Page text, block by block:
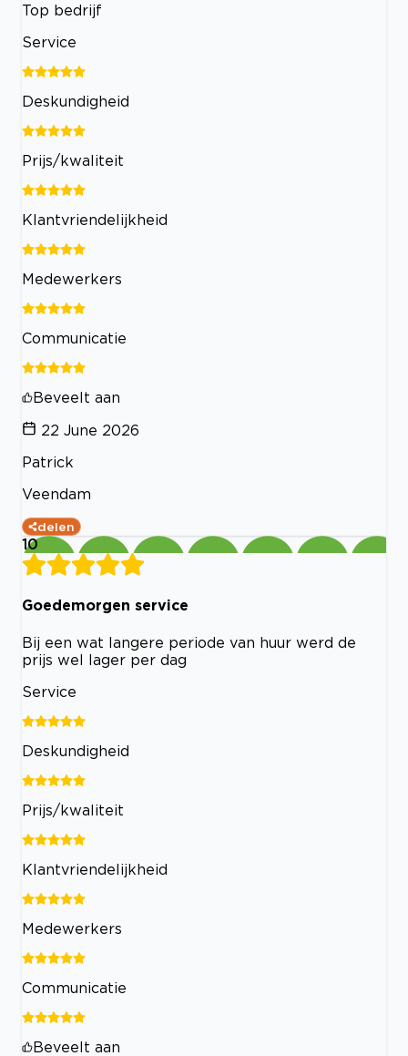
Top bedrijf
Service
Deskundigheid
Prijs/kwaliteit
Klantvriendelijkheid
Medewerkers
Communicatie
Beveelt aan
22 June 2026
Patrick
Veendam
delen
10
Goedemorgen service
Bij een wat langere periode van huur werd de
prijs wel lager per dag
Service
Deskundigheid
Prijs/kwaliteit
Klantvriendelijkheid
Medewerkers
Communicatie
Beveelt aan